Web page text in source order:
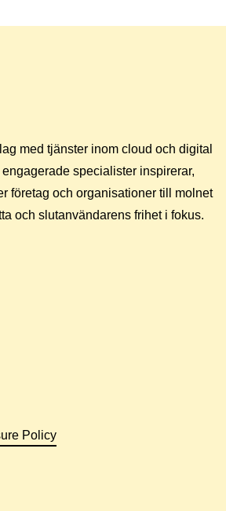
med tjänster inom cloud och digital
specialister inspirerar,
företag och organisationer till molnet
och slutanvändarens frihet i fokus.
Policy